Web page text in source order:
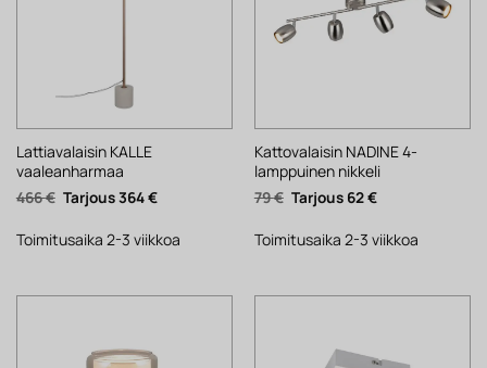
Lattiavalaisin KALLE
vaaleanharmaa
466€ Alkuperäinen
hinta
466 €.
364€Nykyinen
364 €.
Toimitusaika 2-3 viikkoa
Kattovalaisin NADINE 4-
lamppuinen nikkeli
79€ Alkuperäinen
hinta
79 €.
62€Nykyinen
62 €.
Toimitusaika 2-3 viikkoa